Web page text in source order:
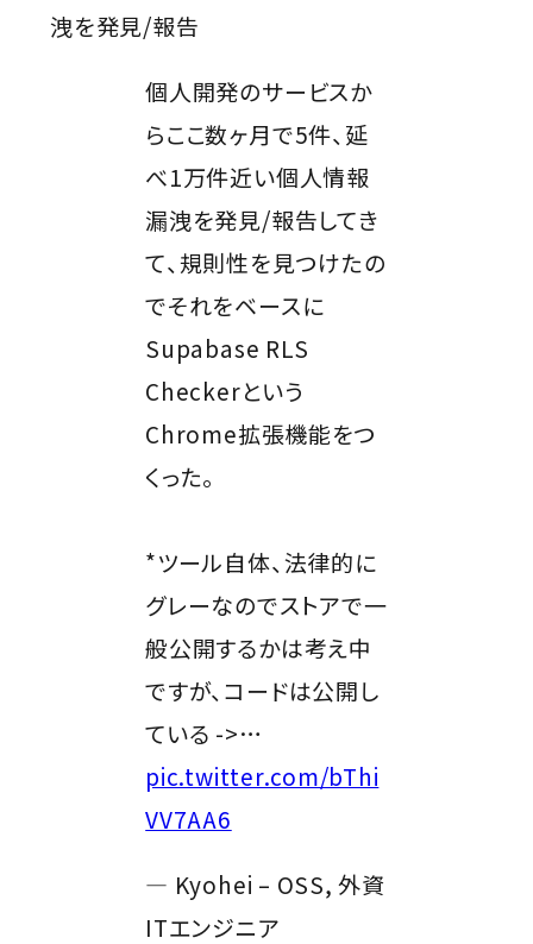
洩を発見/報告
個人開発のサービスか
らここ数ヶ月で5件、延
べ1万件近い個人情報
漏洩を発見/報告してき
て、規則性を見つけたの
でそれをベースに
Supabase RLS
Checkerという
Chrome拡張機能をつ
くった。
*ツール自体、法律的に
グレーなのでストアで一
般公開するかは考え中
ですが、コードは公開し
ている ->…
pic.twitter.com/bThi
VV7AA6
— Kyohei – OSS, 外資
ITエンジニア